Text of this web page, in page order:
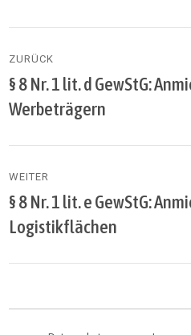
ZURÜCK
Vorheriger
Beitrag:
§ 8 Nr. 1 lit. d GewStG:
Werbeträgern
WEITER
Nächster
Beitrag:
§ 8 Nr. 1 lit. e GewStG:
Logistikflächen